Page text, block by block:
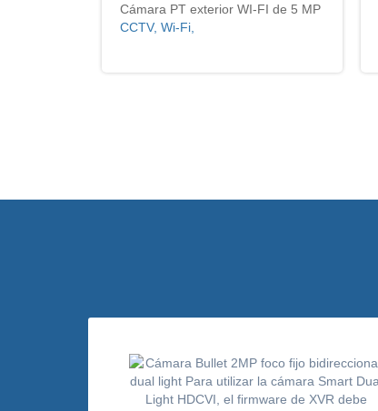
Cámara PT exterior WI-FI de 5 MP
CCTV, Wi-Fi,